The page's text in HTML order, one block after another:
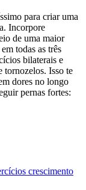
para criar uma
Incorpore
de uma maior
todas as três
bilaterais e
tornozelos. Isso te
dores no longo
pernas fortes:
crescimento